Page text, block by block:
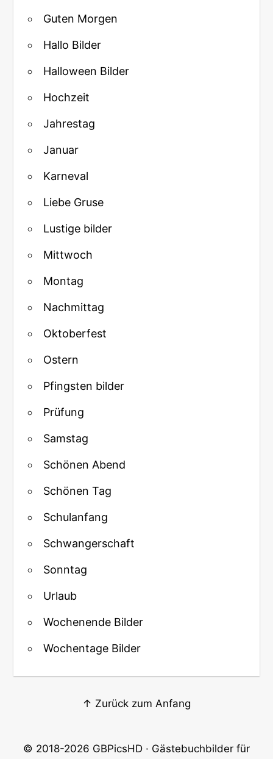
Guten Morgen
Hallo Bilder
Halloween Bilder
Hochzeit
Jahrestag
Januar
Karneval
Liebe Gruse
Lustige bilder
Mittwoch
Montag
Nachmittag
Oktoberfest
Ostern
Pfingsten bilder
Prüfung
Samstag
Schönen Abend
Schönen Tag
Schulanfang
Schwangerschaft
Sonntag
Urlaub
Wochenende Bilder
Wochentage Bilder
↑ Zurück zum Anfang
© 2018-2026 GBPicsHD · Gästebuchbilder für